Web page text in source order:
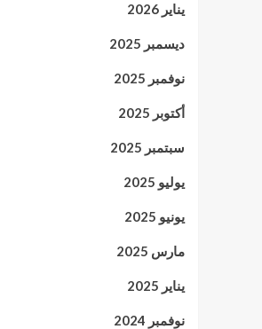
يناير 2026
ديسمبر 2025
نوفمبر 2025
أكتوبر 2025
سبتمبر 2025
يوليو 2025
يونيو 2025
مارس 2025
يناير 2025
نوفمبر 2024